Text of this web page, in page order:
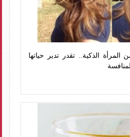
الذكية.. تقدر تدير حياتها